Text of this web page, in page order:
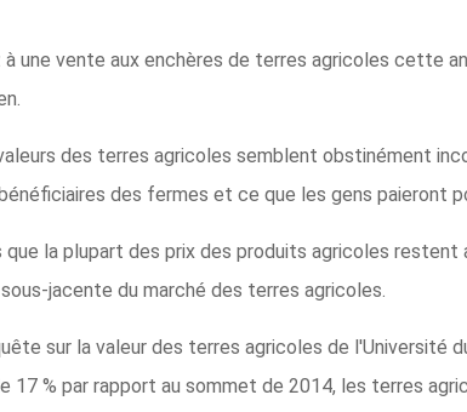
à une vente aux enchères de terres agricoles cette
des terres agricoles semblent obstinément
des fermes et ce que les gens paieront
que la plupart des prix des produits agricoles
jacente du marché des terres agricoles.
sur la valeur des terres agricoles de l'Université
17 % par rapport au sommet de 2014, les terres